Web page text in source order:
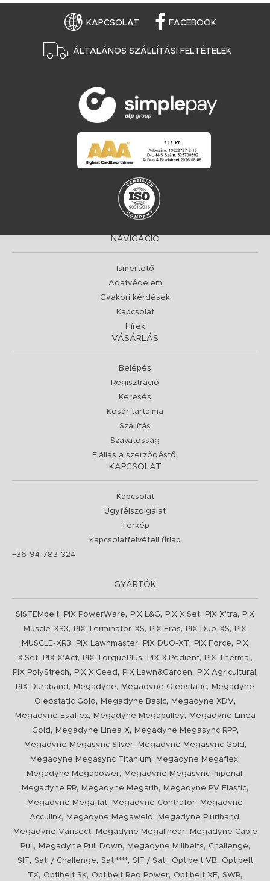
KAPCSOLAT FACEBOOK
ÁLTALÁNOS SZÁLLÍTÁSI FELTÉTELEK
NAVIGÁCIÓ
Ismertető
Adatvédelem
Gyakori kérdések
Kapcsolat
Hírek
VÁSÁRLÁS
Belépés
Regisztráció
Keresés
Kosár tartalma
Szállítás
Szavatosság
Elállás a szerződéstől
KAPCSOLAT
Kapcsolat
Ügyfélszolgálat
Térkép
Kapcsolatfelvételi űrlap
+36-94-783-324
GYÁRTÓK
SISTEMbelt, PIX PowerWare, PIX L&G, PIX X'Set, PIX X'tra,
PIX
Muscle-XS3, PIX Terminator-XS, PIX Fras, PIX Duo-XS,
PIX
MUSCLE-XR3, PIX Lawnmaster, PIX DUO-XT, PIX Force,
PIX
X'Set, PIX X'Act, PIX TorquePlus, PIX X'Pedient, PIX Thermal ,
PIX PolyStrech, PIX X'Ceed , PIX Lawn&Garden, PIX Agricultural ,
PIX Duraband , Megadyne, Megadyne Oleostatic,
Megadyne
Oleostatic Gold , Megadyne Basic, Megadyne XDV,
Megadyne Esaflex, Megadyne Megapulley,
Megadyne Linea
Gold , Megadyne Linea X, Megadyne Megasync RPP,
Megadyne Megasync Silver, Megadyne Megasync Gold ,
Megadyne Megasync Titanium, Megadyne Megaflex,
Megadyne Megapower, Megadyne Megasync Imperial ,
Megadyne RR, Megadyne Megarib, Megadyne PV Elastic,
Megadyne Megaflat, Megadyne Contrafor,
Megadyne
Acculink, Megadyne Megaweld , Megadyne Pluriband ,
Megadyne Varisect, Megadyne Megalinear,
Megadyne Cable
Pull
, Megadyne Pull Down, Megadyne Millbelts, Challenge,
SIT, Sati / Challenge, Sati****, SIT / Sati, Optibelt VB, Optibelt
TX, Optibelt SK, Optibelt Red Power, Optibelt XE, SWR,